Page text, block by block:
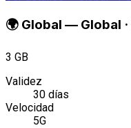
🌍 Global — Global
3 GB
Validez
30 días
Velocidad
5G